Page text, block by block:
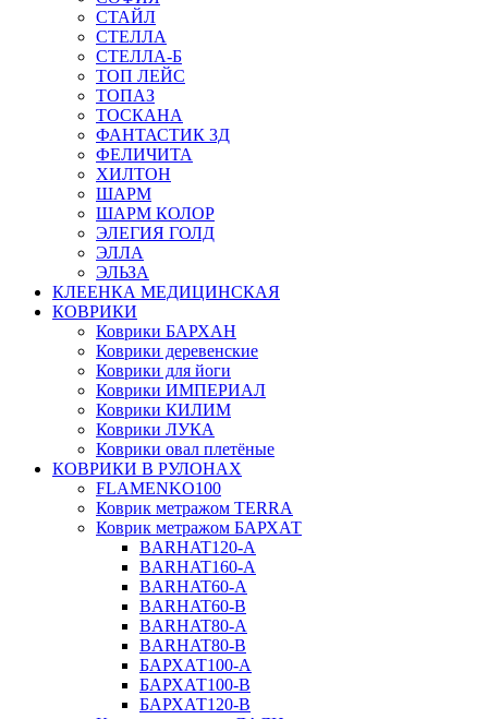
СТАЙЛ
СТЕЛЛА
СТЕЛЛА-Б
ТОП ЛЕЙС
ТОПАЗ
ТОСКАНА
ФАНТАСТИК 3Д
ФЕЛИЧИТА
ХИЛТОН
ШАРМ
ШАРМ КОЛОР
ЭЛЕГИЯ ГОЛД
ЭЛЛА
ЭЛЬЗА
КЛЕЕНКА МЕДИЦИНСКАЯ
КОВРИКИ
Коврики БАРХАН
Коврики деревенские
Коврики для йоги
Коврики ИМПЕРИАЛ
Коврики КИЛИМ
Коврики ЛУКА
Коврики овал плетёные
КОВРИКИ В РУЛОНАХ
FLAMENKO100
Коврик метражом TERRA
Коврик метражом БАРХАТ
BARHAT120-A
BARHAT160-A
BARHAT60-A
BARHAT60-B
BARHAT80-A
BARHAT80-B
БАРХАТ100-A
БАРХАТ100-B
БАРХАТ120-B